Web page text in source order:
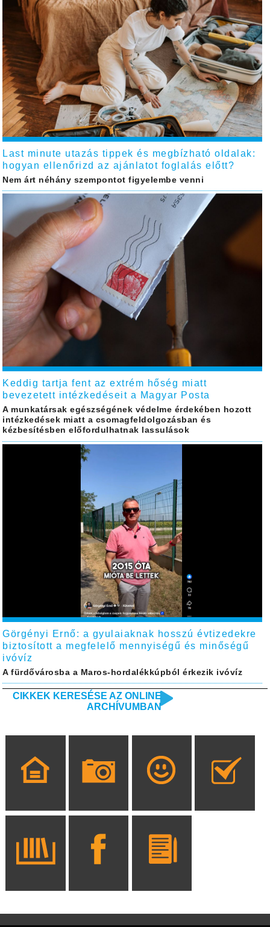
Last minute utazás tippek és megbízható oldalak:
hogyan ellenőrizd az ajánlatot foglalás előtt?
Nem árt néhány szempontot figyelembe venni
Keddig tartja fent az extrém hőség miatt
bevezetett intézkedéseit a Magyar Posta
A munkatársak egészségének védelme érdekében hozott
intézkedések miatt a csomagfeldolgozásban és
kézbesítésben előfordulhatnak lassulások
Görgényi Ernő: a gyulaiaknak hosszú évtizedekre
biztosított a megfelelő mennyiségű és minőségű
ivóvíz
A fürdővárosba a Maros-hordalékkúpból érkezik ivóvíz
CIKKEK KERESÉSE AZ ONLINE
ARCHÍVUMBAN